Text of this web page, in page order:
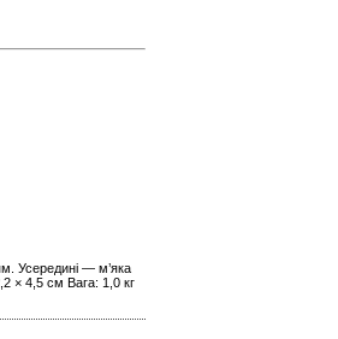
Усередині — м’яка
× 4,5 см Вага: 1,0 кг